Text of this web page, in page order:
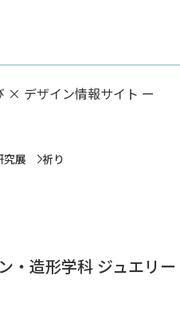
× デザイン情報サイト ー
究展 祈り
・造形学科 ジュエリ